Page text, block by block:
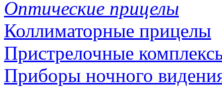
Оптические прицелы
Коллиматорные прицелы
Пристрелочные
Приборы ночного